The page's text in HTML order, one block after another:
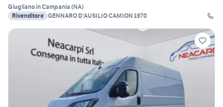
Giugliano in Campania (NA)
Rivenditore GENNARO D'AUSILIO CAMION 1970